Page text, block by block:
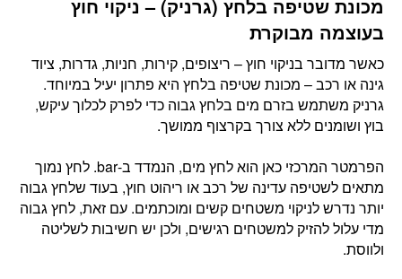
מכונת שטיפה בלחץ (גרניק) – ניקוי חוץ
בעוצמה מבוקרת
כאשר מדובר בניקוי חוץ – ריצופים, קירות, חניות, גדרות, ציוד
גינה או רכב – מכונת שטיפה בלחץ היא פתרון יעיל במיוחד.
גרניק משתמש בזרם מים בלחץ גבוה כדי לפרק לכלוך עיקש,
בוץ ושומנים ללא צורך בקרצוף ממושך.
הפרמטר המרכזי כאן הוא לחץ מים, הנמדד ב-bar. לחץ נמוך
מתאים לשטיפה עדינה של רכב או ריהוט חוץ, בעוד שלחץ גבוה
יותר נדרש לניקוי משטחים קשים ומוכתמים. עם זאת, לחץ גבוה
מדי עלול להזיק למשטחים רגישים, ולכן יש חשיבות לשליטה
ולווסת.